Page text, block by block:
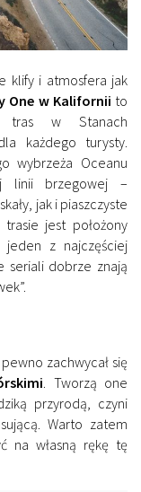
klify i atmosfera jak
One w Kalifornii to
tras w Stanach
każdego turysty.
wybrzeża Oceanu
linii brzegowej –
jak i piaszczyste
jest położony
z najczęściej
seriali dobrze znają
zachwycał się
. Tworzą one
przyrodą, czyni
Warto zatem
na własną rękę tę